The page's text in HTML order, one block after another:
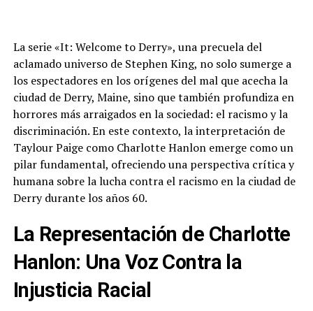
La serie «It: Welcome to Derry», una precuela del
aclamado universo de Stephen King, no solo sumerge a
los espectadores en los orígenes del mal que acecha la
ciudad de Derry, Maine, sino que también profundiza en
horrores más arraigados en la sociedad: el racismo y la
discriminación. En este contexto, la interpretación de
Taylour Paige como Charlotte Hanlon emerge como un
pilar fundamental, ofreciendo una perspectiva crítica y
humana sobre la lucha contra el racismo en la ciudad de
Derry durante los años 60.
La Representación de Charlotte
Hanlon: Una Voz Contra la
Injusticia Racial